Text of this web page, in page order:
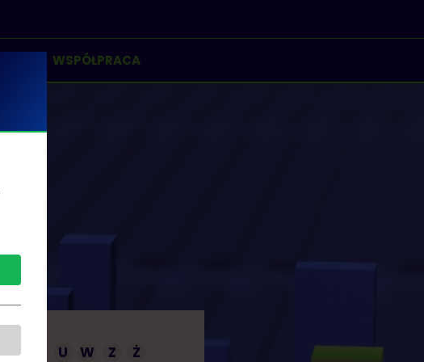
WSPÓŁPRACA
Ś U W Z Ż